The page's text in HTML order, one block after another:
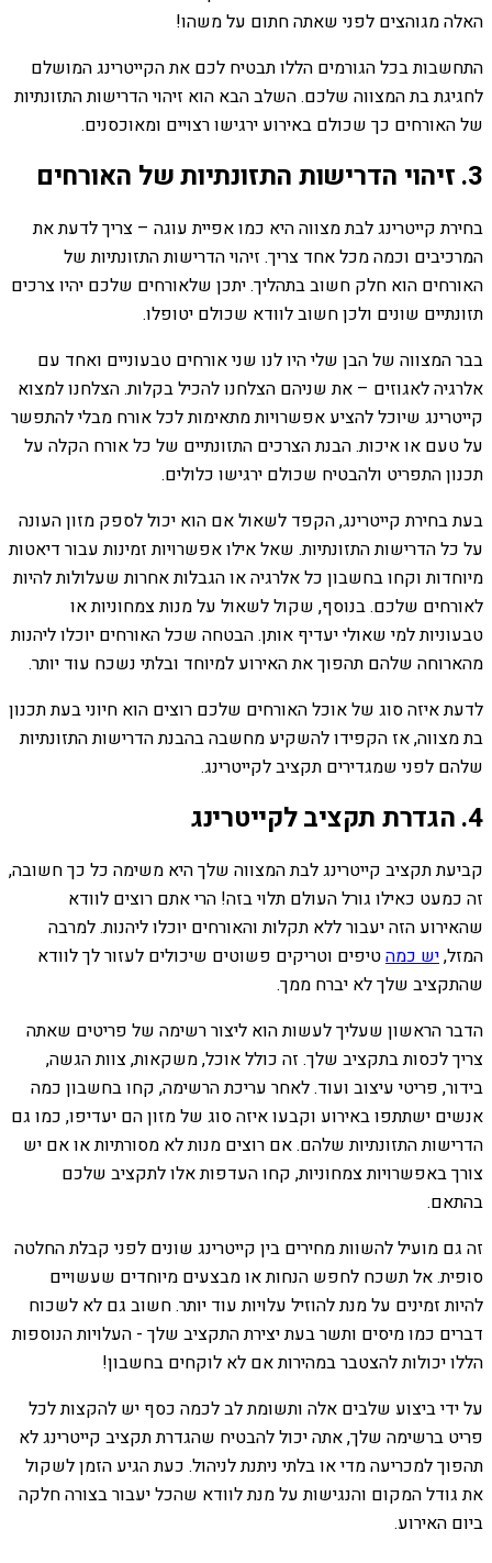
האלה מגוהצים לפני שאתה חתום על משהו!
התחשבות בכל הגורמים הללו תבטיח לכם את הקייטרינג המושלם
לחגיגת בת המצווה שלכם. השלב הבא הוא זיהוי הדרישות התזונתיות
של האורחים כך שכולם באירוע ירגישו רצויים ומאוכסנים.
3. זיהוי הדרישות התזונתיות של האורחים
בחירת קייטרינג לבת מצווה היא כמו אפיית עוגה – צריך לדעת את
המרכיבים וכמה מכל אחד צריך. זיהוי הדרישות התזונתיות של
האורחים הוא חלק חשוב בתהליך. יתכן שלאורחים שלכם יהיו צרכים
תזונתיים שונים ולכן חשוב לוודא שכולם יטופלו.
בבר המצווה של הבן שלי היו לנו שני אורחים טבעוניים ואחד עם
אלרגיה לאגוזים – את שניהם הצלחנו להכיל בקלות. הצלחנו למצוא
קייטרינג שיוכל להציע אפשרויות מתאימות לכל אורח מבלי להתפשר
על טעם או איכות. הבנת הצרכים התזונתיים של כל אורח הקלה על
תכנון התפריט ולהבטיח שכולם ירגישו כלולים.
בעת בחירת קייטרינג, הקפד לשאול אם הוא יכול לספק מזון העונה
על כל הדרישות התזונתיות. שאל אילו אפשרויות זמינות עבור דיאטות
מיוחדות וקחו בחשבון כל אלרגיה או הגבלות אחרות שעלולות להיות
לאורחים שלכם. בנוסף, שקול לשאול על מנות צמחוניות או
טבעוניות למי שאולי יעדיף אותן. הבטחה שכל האורחים יוכלו ליהנות
מהארוחה שלהם תהפוך את האירוע למיוחד ובלתי נשכח עוד יותר.
לדעת איזה סוג של אוכל האורחים שלכם רוצים הוא חיוני בעת תכנון
בת מצווה, אז הקפידו להשקיע מחשבה בהבנת הדרישות התזונתיות
שלהם לפני שמגדירים תקציב לקייטרינג.
4. הגדרת תקציב לקייטרינג
קביעת תקציב קייטרינג לבת המצווה שלך היא משימה כל כך חשובה,
זה כמעט כאילו גורל העולם תלוי בזה! הרי אתם רוצים לוודא
שהאירוע הזה יעבור ללא תקלות והאורחים יוכלו ליהנות. למרבה
המזל,יש כמהטיפים וטריקים פשוטים שיכולים לעזור לך לוודא
שהתקציב שלך לא יברח ממך.
הדבר הראשון שעליך לעשות הוא ליצור רשימה של פריטים שאתה
צריך לכסות בתקציב שלך. זה כולל אוכל, משקאות, צוות הגשה,
בידור, פריטי עיצוב ועוד. לאחר עריכת הרשימה, קחו בחשבון כמה
אנשים ישתתפו באירוע וקבעו איזה סוג של מזון הם יעדיפו, כמו גם
הדרישות התזונתיות שלהם. אם רוצים מנות לא מסורתיות או אם יש
צורך באפשרויות צמחוניות, קחו העדפות אלו לתקציב שלכם
בהתאם.
זה גם מועיל להשוות מחירים בין קייטרינג שונים לפני קבלת החלטה
סופית. אל תשכח לחפש הנחות או מבצעים מיוחדים שעשויים
להיות זמינים על מנת להוזיל עלויות עוד יותר. חשוב גם לא לשכוח
דברים כמו מיסים ותשר בעת יצירת התקציב שלך - העלויות הנוספות
הללו יכולות להצטבר במהירות אם לא לוקחים בחשבון!
על ידי ביצוע שלבים אלה ותשומת לב לכמה כסף יש להקצות לכל
פריט ברשימה שלך, אתה יכול להבטיח שהגדרת תקציב קייטרינג לא
תהפוך למכריעה מדי או בלתי ניתנת לניהול. כעת הגיע הזמן לשקול
את גודל המקום והנגישות על מנת לוודא שהכל יעבור בצורה חלקה
ביום האירוע.